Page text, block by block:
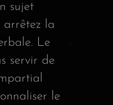
sujet
arrêtez la
Le
servir de
le